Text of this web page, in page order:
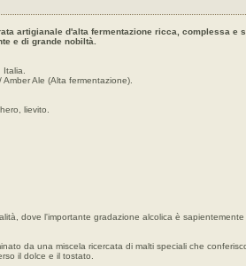
artigianale d'alta fermentazione ricca, complessa e
e di grande nobiltà.
Ale (Alta fermentazione).
lievito.
dove l'importante gradazione alcolica è
da una miscela ricercata di malti speciali che
il dolce e il tostato.